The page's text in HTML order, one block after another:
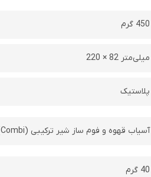
450 گرم
220 × 82 میلی‌متر
پلاستیک
آسیاب قهوه و فوم ساز شیر ترکیبی (Combi)
40 گرم